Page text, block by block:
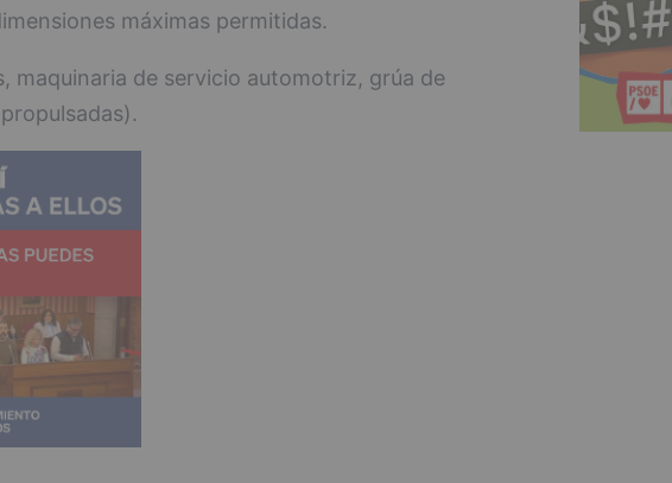
máximas permitidas.
maquinaria de servicio automotriz, grúa de